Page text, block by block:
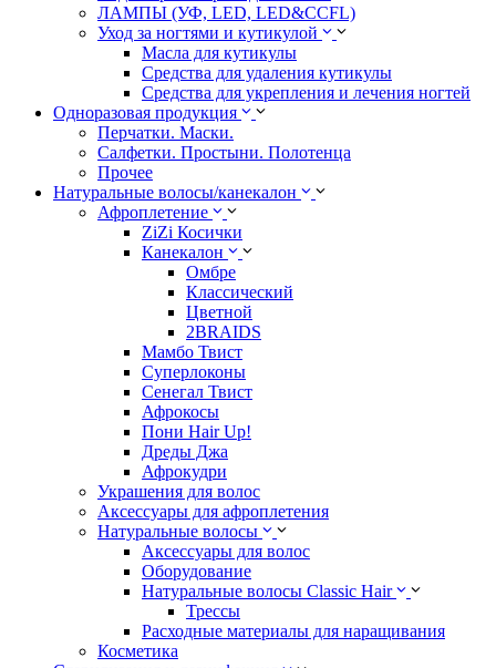
ЛАМПЫ (УФ, LED, LED&CCFL)
Уход за ногтями и кутикулой
Масла для кутикулы
Средства для удаления кутикулы
Средства для укрепления и лечения ногтей
Одноразовая продукция
Перчатки. Маски.
Салфетки. Простыни. Полотенца
Прочее
Натуральные волосы/канекалон
Афроплетение
ZiZi Косички
Канекалон
Омбре
Классический
Цветной
2BRAIDS
Мамбо Твист
Суперлоконы
Сенегал Твист
Афрокосы
Пони Hair Up!
Дреды Джа
Афрокудри
Украшения для волос
Аксессуары для афроплетения
Натуральные волосы
Аксессуары для волос
Оборудование
Натуральные волосы Classic Hair
Трессы
Расходные материалы для наращивания
Косметика